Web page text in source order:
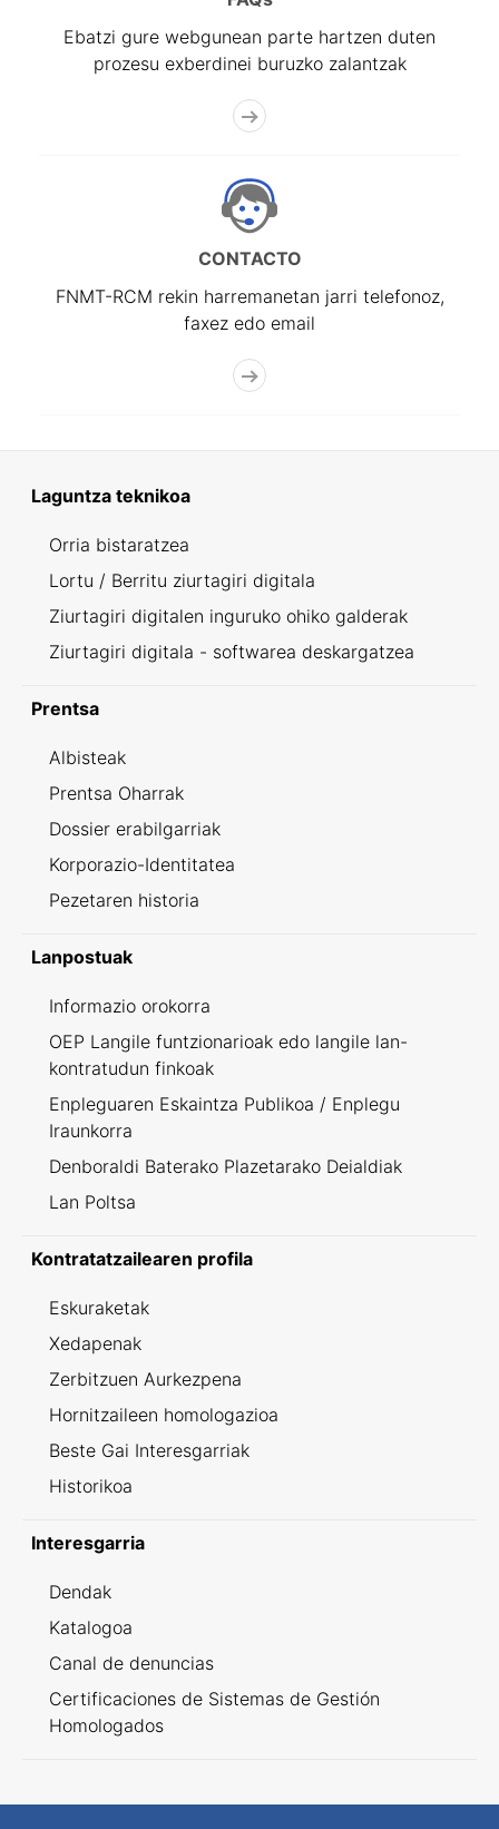
Ebatzi gure webgunean parte hartzen duten
prozesu exberdinei buruzko zalantzak
CONTACTO
FNMT-RCM rekin harremanetan jarri telefonoz,
faxez edo email
Laguntza teknikoa
Orria bistaratzea
Lortu / Berritu ziurtagiri digitala
Ziurtagiri digitalen inguruko ohiko galderak
Ziurtagiri digitala - softwarea deskargatzea
Prentsa
Albisteak
Prentsa Oharrak
Dossier erabilgarriak
Korporazio-Identitatea
Pezetaren historia
Lanpostuak
Informazio orokorra
OEP Langile funtzionarioak edo langile lan-
kontratudun finkoak
Enpleguaren Eskaintza Publikoa / Enplegu
Iraunkorra
Denboraldi Baterako Plazetarako Deialdiak
Lan Poltsa
Kontratatzailearen profila
Eskuraketak
Xedapenak
Zerbitzuen Aurkezpena
Hornitzaileen homologazioa
Beste Gai Interesgarriak
Historikoa
Interesgarria
Dendak
Katalogoa
Canal de denuncias
Certificaciones de Sistemas de Gestión
Homologados